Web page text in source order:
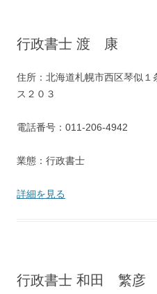
行政書士 渡 康
住所：北海道札幌市西区琴似
ス２０３
電話番号：011-206-4942
業態：行政書士
詳細を見る
行政書士 和田 繁彦